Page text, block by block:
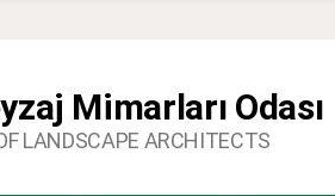
Mimarları Odası
LANDSCAPE ARCHITECTS